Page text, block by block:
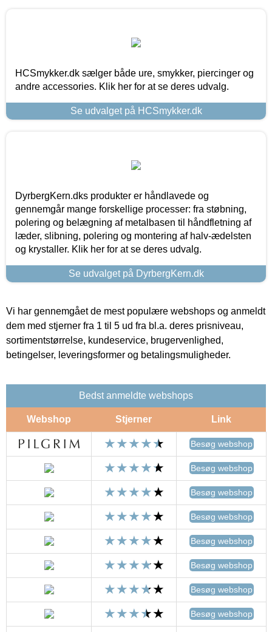
HCSmykker.dk sælger både ure, smykker, piercinger og
andre accessories. Klik her for at se deres udvalg.
Se udvalget på HCSmykker.dk
DyrbergKern.dks produkter er håndlavede og
gennemgår mange forskellige processer: fra støbning,
polering og belægning af metalbasen til håndfletning af
læder, slibning, polering og montering af halv-ædelsten
og krystaller. Klik her for at se deres udvalg.
Se udvalget på DyrbergKern.dk
Vi har gennemgået de mest populære webshops og anmeldt
dem med stjerner fra 1 til 5 ud fra bl.a. deres prisniveau,
sortimentstørrelse, kundeservice, brugervenlighed,
betingelser, leveringsformer og betalingsmuligheder.
Bedst anmeldte webshops
Webshop Stjerner Link
Besøg webshop
Besøg webshop
Besøg webshop
Besøg webshop
Besøg webshop
Besøg webshop
Besøg webshop
Besøg webshop